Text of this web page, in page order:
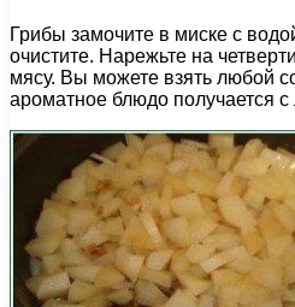
Грибы замочите в миске с
очистите. Нарежьте на
мясу. Вы можете взять любой
ароматное блюдо получается